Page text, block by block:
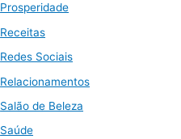
Prosperidade
Receitas
Redes Sociais
Relacionamentos
Salão de Beleza
Saúde